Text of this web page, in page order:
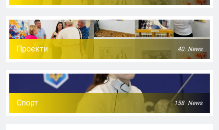
Проєкти 40 News
Спорт 158 News